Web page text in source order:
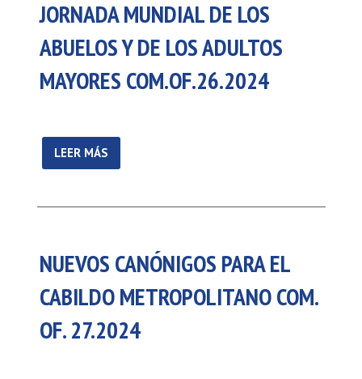
JORNADA MUNDIAL DE LOS
ABUELOS Y DE LOS ADULTOS
MAYORES COM.OF.26.2024
LEER MÁS
NUEVOS CANÓNIGOS PARA EL
CABILDO METROPOLITANO COM.
OF. 27.2024